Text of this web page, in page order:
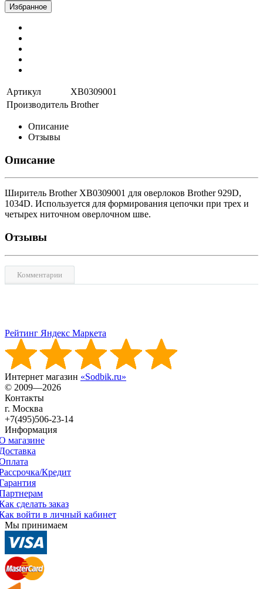
Избранное
Артикул
XB0309001
Производитель Brother
Описание
Отзывы
Описание
Ширитель Brother XB0309001 для оверлоков Brother 929D,
1034D. Используется для формирования цепочки при трех и
четырех ниточном оверлочном шве.
Отзывы
Комментарии
Рейтинг Яндекс Маркета
Интернет магазин «Sodbik.ru»
© 2009—2026
Контакты
г. Москва
+7(495)506-23-14
Информация
магазине
Кредит
сделать заказ
войти в личный кабинет
Мы принимаем